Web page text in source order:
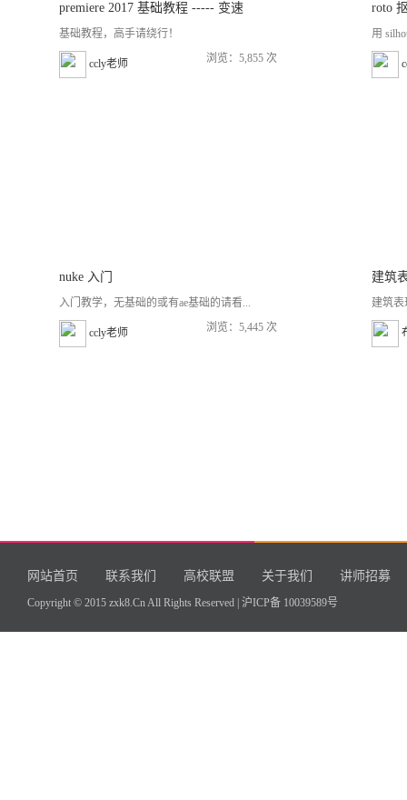
premiere 2017 基础教程 ----- 变速
基础教程，高手请绕行！
ccly老师 浏览：5,855 次
roto
用
nuke 入门
入门教学，无基础的或有ae基础的请看...
ccly老师 浏览：5,445 次
建筑
建筑
网站首页 联系我们 高校联盟 关于我们 讲师招募
Copyright © 2015 zxk8.Cn All Rights Reserved | 沪ICP备 10039589号